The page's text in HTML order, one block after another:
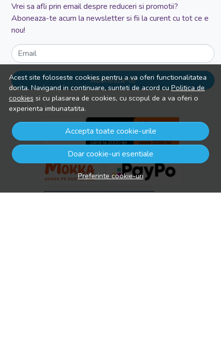
Acest site foloseste cookies pentru a va oferi functionalitatea
dorita. Navigand in continuare, sunteti de acord cuPolitica de
cookies si cu plasarea de cookies, cu scopul de a va oferi o
experienta imbunatatita.
Accepta toate cookie-urile
Doar cookie-uri esentiale
Preferinte cookie-uri
Vrei sa afli prin email despre reduceri si promotii?
Aboneaza-te acum la newsletter si fii la curent cu tot ce e
nou!
Email
Aboneaza-te